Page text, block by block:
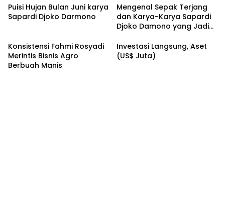
Dukungan dari Abah Aos
Puisi Hujan Bulan Juni karya
Sapardi Djoko Darmono
Mengenal Sepak Terjang
dan Karya-Karya Sapardi
Djoko Damono yang Jadi
Konsistensi Fahmi Rosyadi
Merintis Bisnis Agro
Berbuah Manis
Investasi Langsung, Aset
(US$ Juta)